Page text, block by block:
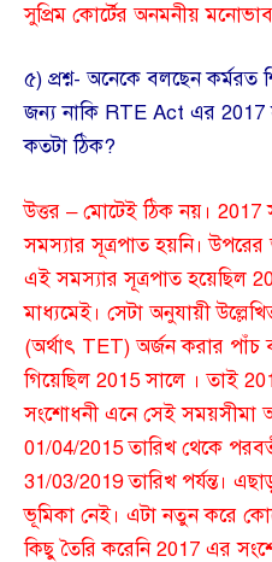
সুপ্রিম কোর্টের অনমনীয় মনোভাব
৫) প্রশ্ন- অনেকে বলছেন কর্মরত
জন্য নাকি RTE Act এর 2017
কতটা ঠিক?
উত্তর – মোটেই ঠিক নয়। 2017
সমস্যার সূত্রপাত হয়নি।
এই সমস্যার সূত্রপাত হয়েছিল
মাধ্যমেই। সেটা অনুযায়ী
(অর্থাৎ TET) অর্জন করার পাঁচ
গিয়েছিল 2015 সালে । তাই
সংশোধনী এনে সেই সময়সীমা
01/04/2015 তারিখ থেকে
31/03/2019 তারিখ পর্যন্ত।
ভূমিকা নেই। এটা নতুন করে
কিছু তৈরি করেনি 2017 এর